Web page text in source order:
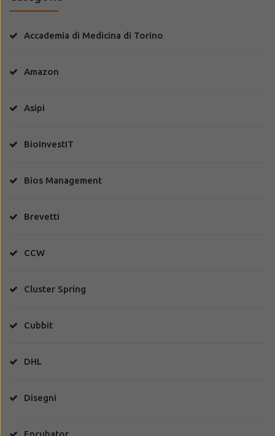
Accademia di Medicina di Torino
Amazon
Asipi
BioInvestIT
Bios Management
Brevetti
CCW
Cluster Spring
Cubbit
DHL
Disegni
Encubator